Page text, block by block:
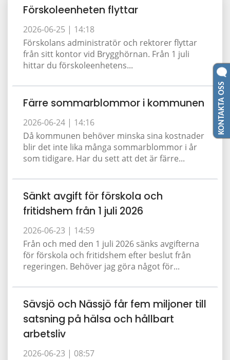
Förskoleenheten flyttar
2026-06-25 | 14:18
Förskolans administratör och rektorer flyttar
från sitt kontor vid Brygghörnan. Från 1 juli
hittar du förskoleenhetens...
Färre sommarblommor i kommunen
2026-06-24 | 14:16
Då kommunen behöver minska sina kostnader
blir det inte lika många sommarblommor i år
som tidigare. Har du sett att det är färre...
Sänkt avgift för förskola och
fritidshem från 1 juli 2026
2026-06-23 | 14:59
Från och med den 1 juli 2026 sänks avgifterna
för förskola och fritidshem efter beslut från
regeringen. Behöver jag göra något för...
Sävsjö och Nässjö får fem miljoner till
satsning på hälsa och hållbart
arbetsliv
2026-06-23 | 08:57
KONTAKTA OSS